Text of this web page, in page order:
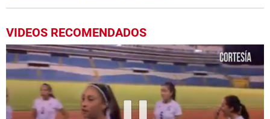
VIDEOS RECOMENDADOS